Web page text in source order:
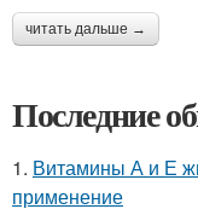
читать дальше →
Последние
1. Витамины А и Е
применение